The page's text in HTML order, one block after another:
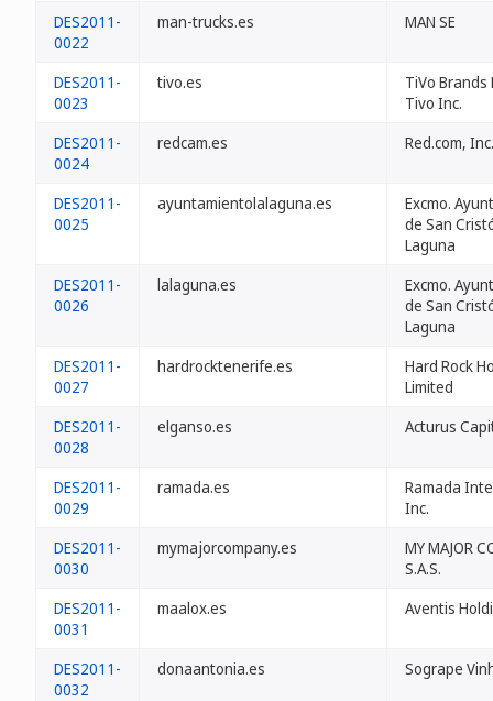
DES2011-
0022
man-trucks.es MAN SE
DES2011-
0023
tivo.es
TiVo Brands
Tivo Inc.
DES2011-
0024
redcam.es Red.com, Inc.
DES2011-
0025
ayuntamientolalaguna.es
Excmo.
de San
Laguna
DES2011-
0026
lalaguna.es
Excmo.
de San
Laguna
DES2011-
0027
hardrocktenerife.es
Hard Rock
Limited
DES2011-
0028
elganso.es Acturus
DES2011-
0029
ramada.es
Ramada
Inc.
DES2011-
0030
mymajorcompany.es
MY MAJOR
S.A.S.
DES2011-
0031
maalox.es Aventis
DES2011-
0032
donaantonia.es Sogrape